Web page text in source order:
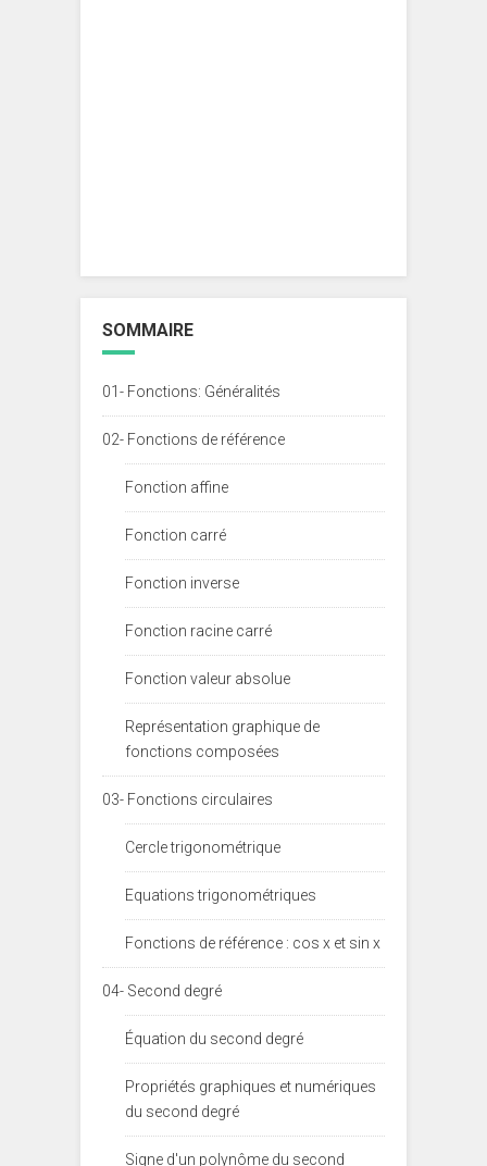
SOMMAIRE
01- Fonctions: Généralités
02- Fonctions de référence
Fonction affine
Fonction carré
Fonction inverse
Fonction racine carré
Fonction valeur absolue
Représentation graphique de
fonctions composées
03- Fonctions circulaires
Cercle trigonométrique
Equations trigonométriques
Fonctions de référence : cos x et sin x
04- Second degré
Équation du second degré
Propriétés graphiques et numériques
du second degré
Signe d'un polynôme du second